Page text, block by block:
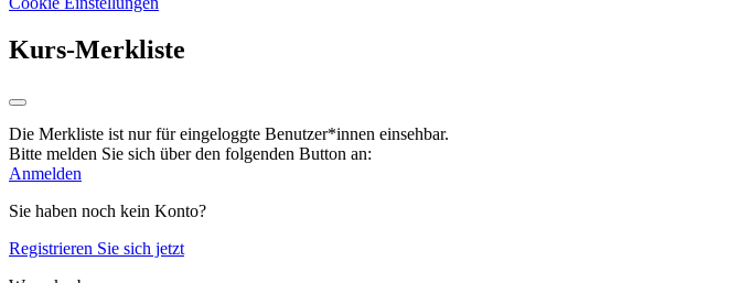
Kurs-Merkliste
Die Merkliste ist nur für eingeloggte Benutzer*innen einsehbar.
Bitte melden Sie sich über den folgenden Button an:
Anmelden
Sie haben noch kein Konto?
Registrieren Sie sich jetzt